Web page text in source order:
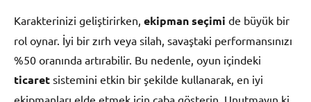
Karakterinizi geliştirirken, ekipman seçimi de büyük bir
rol oynar. İyi bir zırh veya silah, savaştaki performansınızı
%50 oranında artırabilir. Bu nedenle, oyun içindeki
ticaret sistemini etkin bir şekilde kullanarak, en iyi